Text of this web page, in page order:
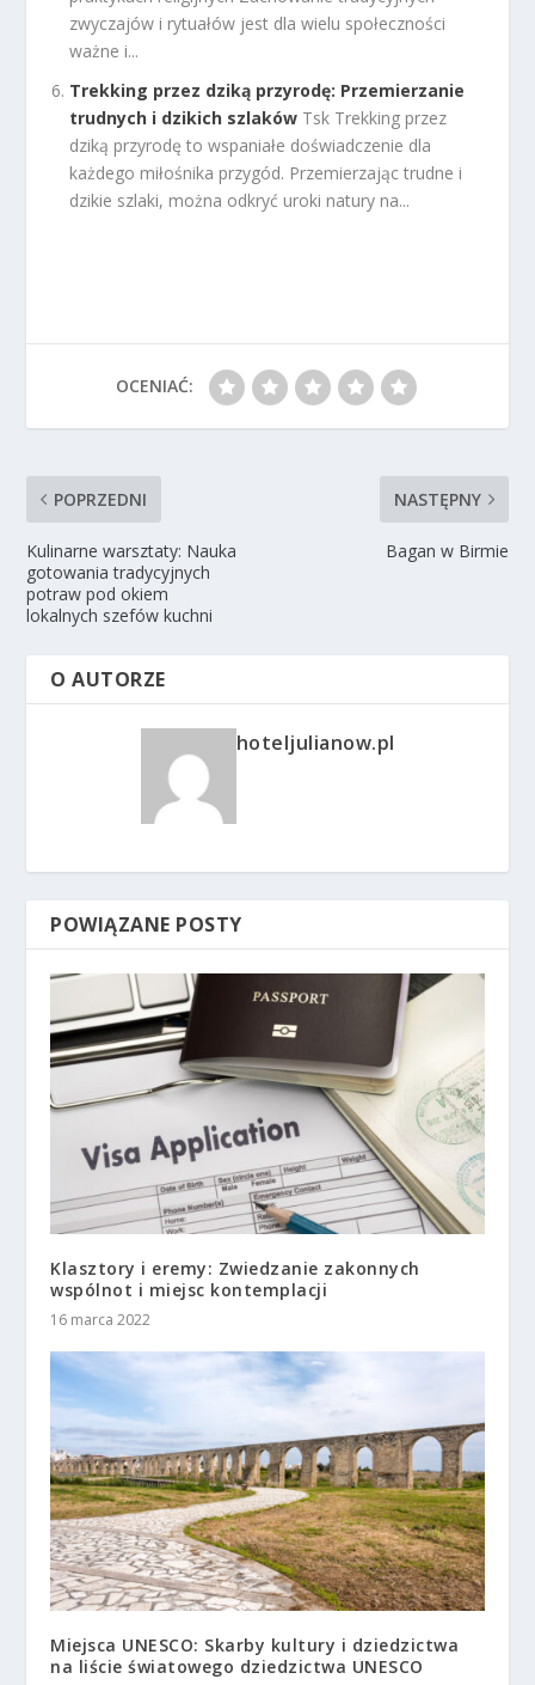
zwyczajów i rytuałów jest dla wielu społeczności
ważne i...
Trekking przez dziką przyrodę: Przemierzanie
trudnych i dzikich szlaków Tsk Trekking przez
dziką przyrodę to wspaniałe doświadczenie dla
każdego miłośnika przygód. Przemierzając trudne i
dzikie szlaki, można odkryć uroki natury na...
OCENIAĆ:
POPRZEDNI
Kulinarne warsztaty: Nauka
gotowania tradycyjnych
potraw pod okiem
lokalnych szefów kuchni
NASTĘPNY
Bagan w Birmie
O AUTORZE
hoteljulianow.pl
POWIĄZANE POSTY
Klasztory i eremy: Zwiedzanie zakonnych
wspólnot i miejsc kontemplacji
16 marca 2022
Miejsca UNESCO: Skarby kultury i dziedzictwa
na liście światowego dziedzictwa UNESCO